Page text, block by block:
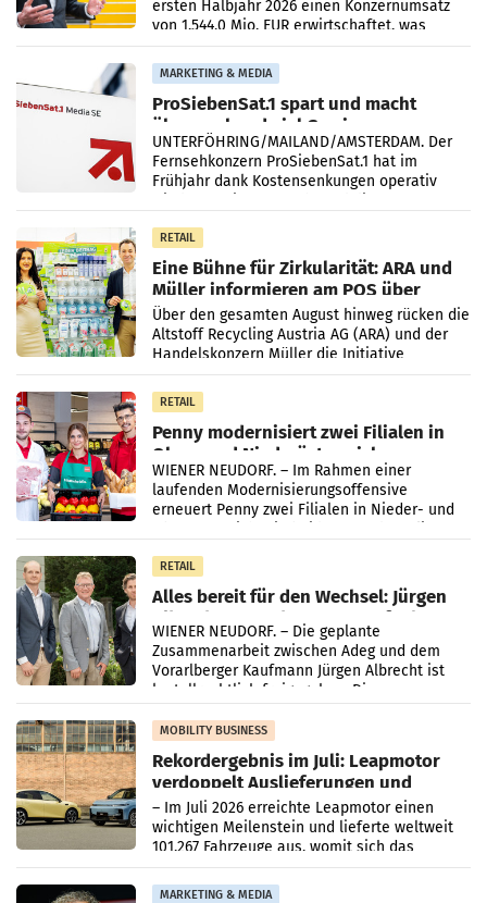
ersten Halbjahr 2026 einen Konzernumsatz
von 1.544,0 Mio. EUR erwirtschaftet, was
einem Plus von 3,8 Prozent gegenüber dem
Vergleichszeitraum
MARKETING & MEDIA
ProSiebenSat.1 spart und macht
überraschend viel Gewinn
UNTERFÖHRING/MAILAND/AMSTERDAM. Der
Fernsehkonzern ProSiebenSat.1 hat im
Frühjahr dank Kostensenkungen operativ
RETAIL
Eine Bühne für Zirkularität: ARA und
Müller informieren am POS über
Kreislauffähigkeit
Über den gesamten August hinweg rücken die
Altstoff Recycling Austria AG (ARA) und der
Handelskonzern Müller die Initiative
„Kreislauf-Helden“ in allen österreichischen
Müller-Filialen
RETAIL
Penny modernisiert zwei Filialen in
Ober- und Niederösterreich
WIENER NEUDORF. – Im Rahmen einer
laufenden Modernisierungsoffensive
erneuert Penny zwei Filialen in Nieder- und
RETAIL
Alles bereit für den Wechsel: Jürgen
Albrecht setzt ab 1.1.2027 auf Adeg
WIENER NEUDORF. – Die geplante
Zusammenarbeit zwischen Adeg und dem
Vorarlberger Kaufmann Jürgen Albrecht ist
kartellrechtlich freigegeben: Die
Bundeswettbewerbsbehörde und der
Bundeskartellanwalt
MOBILITY BUSINESS
Rekordergebnis im Juli: Leapmotor
verdoppelt Auslieferungen und
überschreitet die 100.000er-Marke
– Im Juli 2026 erreichte Leapmotor einen
wichtigen Meilenstein und lieferte weltweit
101.267 Fahrzeuge aus, womit sich das
Ergebnis gegenüber Juli 2025 mehr als
verdoppelte (+102
MARKETING & MEDIA